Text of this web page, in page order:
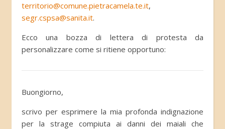
territorio@comune.pietracamela.te.it,
segr.cspsa@sanita.it.
Ecco una bozza di lettera di protesta da
personalizzare come si ritiene opportuno:
Buongiorno,
scrivo per esprimere la mia profonda indignazione
per la strage compiuta ai danni dei maiali che